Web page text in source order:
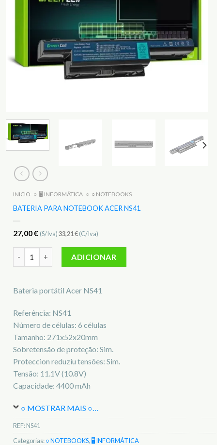
INICIO ○ 🖥️ INFORMÁTICA ○ ○ NOTEBOOKS
BATERIA PARA NOTEBOOK ACER NS41
27,00€ (S/Iva)33,21€(C/Iva)
ADICIONAR
Bateria portátil Acer NS41
Referência: NS41
Número de células: 6 células
Tamanho: 271x52x20mm
Sobretensão de proteção: Sim.
Proteccion reduziu tensões: Sim.
Tensão: 11.1V (10.8V)
Capacidade: 4400 mAh
○ MOSTRAR MAIS ○…
REF:NS41
Categorias:○ NOTEBOOKS, 🖥️ INFORMÁTICA